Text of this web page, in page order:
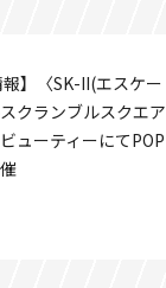
報】〈SK-II(エスケー
クランブルスクエア
ューティーにてPOP